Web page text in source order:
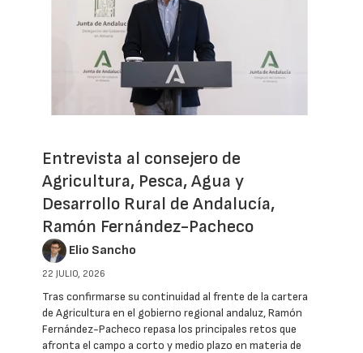
Entrevista al consejero de
Agricultura, Pesca, Agua y
Desarrollo Rural de Andalucía,
Ramón Fernández-Pacheco
Elio Sancho
22 JULIO, 2026
Tras confirmarse su continuidad al frente de la cartera
de Agricultura en el gobierno regional andaluz, Ramón
Fernández-Pacheco repasa los principales retos que
afronta el campo a corto y medio plazo en materia de